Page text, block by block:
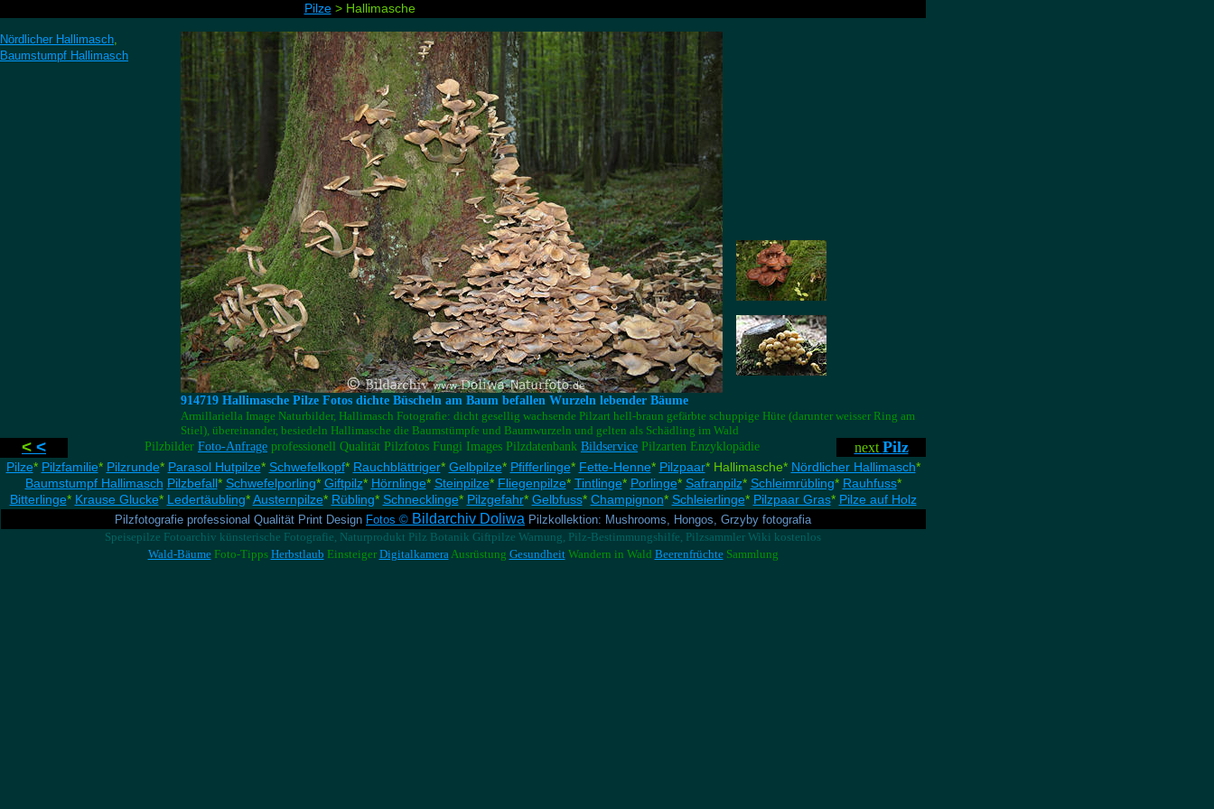
914719 Hallimasche Pilze Fotos dichte Büscheln am Baum befallen Wurzeln lebender Bäume
Armillariella Image Naturbilder, Hallimasch Fotografie: dicht gesellig wachsende Pilzart hell-braun gefärbte schuppige Hüte (darunter weisser Ring am
Stiel), übereinander, besiedeln Hallimasche die Baumstümpfe und Baumwurzeln und gelten als Schädling im Wald
Pilzbilder Foto-Anfrage professionell Qualität Pilzfotos Fungi Images Pilzdatenbank Bildservice Pilzarten Enzyklopädie
Pilze> Hallimasche
Pilze* Pilzfamilie* Pilzrunde* Parasol Hutpilze* Schwefelkopf* Rauchblättriger* Gelbpilze* Pfifferlinge* Fette-Henne* Pilzpaar* Hallimasche* Nördlicher Hallimasch*
Baumstumpf Hallimasch Pilzbefall* Schwefelporling* Giftpilz* Hörnlinge* Steinpilze* Fliegenpilze* Tintlinge* Porlinge* Safranpilz* Schleimrübling* Rauhfuss*
Bitterlinge* Krause Glucke* Ledertäubling*Austernpilze* Rübling* Schnecklinge* Pilzgefahr* Gelbfuss* Champignon* Schleierlinge* Pilzpaar Gras* Pilze auf Holz
Pilzfotografie professional Qualität Print Design Fotos © Bildarchiv Doliwa Pilzkollektion: Mushrooms, Hongos, Grzyby fotografia
Speisepilze Fotoarchiv künsterische Fotografie, Naturprodukt Pilz Botanik Giftpilze Warnung, Pilz-Bestimmungshilfe, Pilzsammler Wiki kostenlos
Wald-BäumeFoto-Tipps Herbstlaub Einsteiger DigitalkameraAusrüstung GesundheitWandern in Wald BeerenfrüchteSammlung
next Pilz
< <
Nördlicher Hallimasch,
Baumstumpf Hallimasch